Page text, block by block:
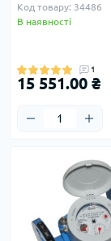
Код товару: 34486
В наявності
1
15 551.00 ₴